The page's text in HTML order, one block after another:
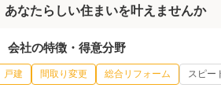
あなたらしい住まいを叶えませんか
会社の特徴・得意分野
戸建 間取り変更 総合リフォーム スピー